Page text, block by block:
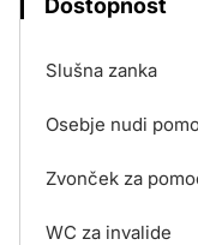
Dostopnost
Slušna zanka
Osebje nudi
Zvonček za
WC za invalide